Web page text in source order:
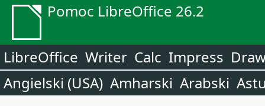
Pomoc LibreOffice 26.2
LibreOffice Writer Calc Impress
Angielski (USA) Amharski Arabski